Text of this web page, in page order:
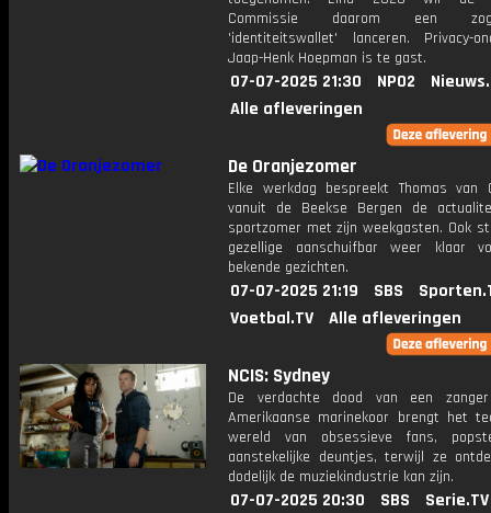
Commissie daarom een
'identiteitswallet' lanceren. Privacy-
Jaap-Henk Hoepman is te gast.
07-07-2025 21:30 NPO2
Alle afleveringen
De Oranjezomer
Elke werkdag bespreekt Thomas van
vanuit de Beekse Bergen de
sportzomer met zijn weekgasten. Ook
gezellige aanschuifbar weer klaar
bekende gezichten.
07-07-2025 21:19 SBS
Voetbal.TV
Alle afleveringen
NCIS: Sydney
De verdachte dood van een
Amerikaanse marinekoor brengt het
wereld van obsessieve fans,
aanstekelijke deuntjes, terwijl ze
dodelijk de muziekindustrie kan zijn.
07-07-2025 20:30 SBS
Serie.TV